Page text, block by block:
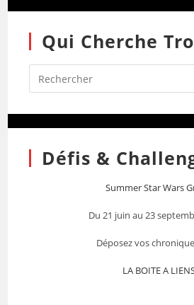
Qui Cherche
Défis &
Summer Star Wars
Du 21 juin au 23
Déposez vos
LA BOITE A